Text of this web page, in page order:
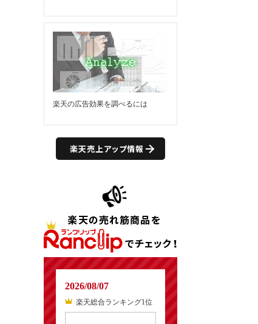
楽天の広告効果を調べるには
楽天売上アップ情報
2026/08/07
楽天総合ランキング1位